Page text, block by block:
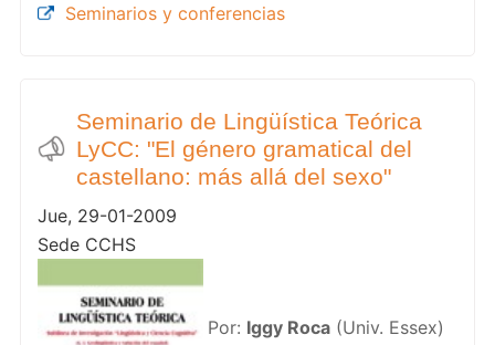
Seminarios y conferencias
Seminario de Lingüística Teórica
LyCC: "El género gramatical del
castellano: más allá del sexo"
Jue, 29-01-2009
Sede CCHS
Por: Iggy Roca(Univ. Essex)